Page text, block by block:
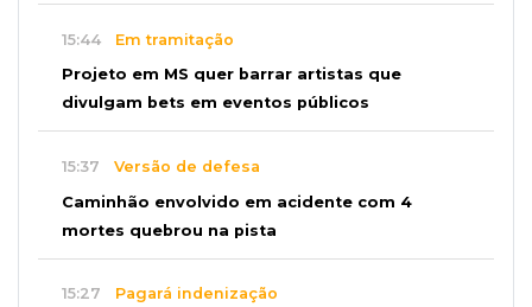
15:44 Em tramitação
Projeto em MS quer barrar artistas que
divulgam bets em eventos públicos
15:37 Versão de defesa
Caminhão envolvido em acidente com 4
mortes quebrou na pista
15:27 Pagará indenização